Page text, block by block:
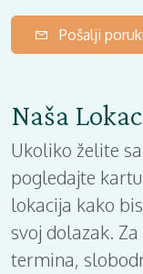
Pošalji
Naša
Ukoliko želite
pogledajte
lokacija kako
svoj dolazak.
termina,